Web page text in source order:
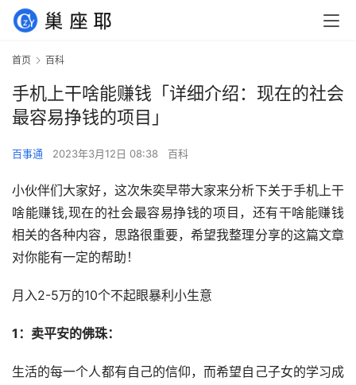
首页 百科
手机上干啥能赚钱「详细介绍：现在的社会
最容易挣钱的项目」
百事通 2023年3月12日 08:38 百科
小伙伴们大家好，这次朱奕早带大家来分析下关于手机上干
啥能赚钱,现在的社会最容易挣钱的项目，还有干啥能赚钱
相关的各种内容，思路很重要，希望我整理分享的这篇文章
对你能有一定的帮助！
月入2-5万的10个不起眼暴利小生意
1：卖平安的佛珠：
生活的每一个人都有自己的信仰，而希望自己子女的学习成